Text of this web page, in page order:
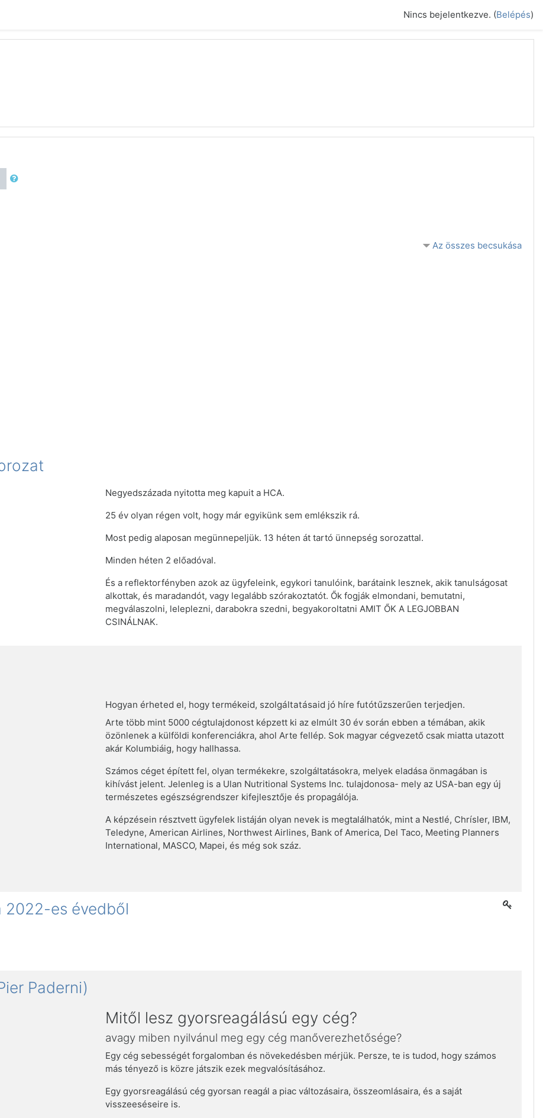
Nincs bejelentkezve. (Belépés)
Az összes becsukása
Negyedszázada nyitotta meg kapuit a HCA.
25 év olyan régen volt, hogy már egyikünk sem emlékszik rá.
Most pedig alaposan megünnepeljük. 13 héten át tartó ünnepség sorozattal.
Minden héten 2 előadóval.
És a reflektorfényben azok az ügyfeleink, egykori tanulóink, barátaink lesznek, akik tanulságosat
alkottak, és maradandót, vagy legalább szórakoztatót. Ők fogják elmondani, bemutatni,
megválaszolni, leleplezni, darabokra szedni, begyakoroltatni AMIT ŐK A LEGJOBBAN
CSINÁLNAK.
Hogyan érheted el, hogy termékeid, szolgáltatásaid jó híre futótűzszerűen terjedjen.
Arte több mint 5000 cégtulajdonost képzett ki az elmúlt 30 év során ebben a témában, akik
özönlenek a külföldi konferenciákra, ahol Arte fellép. Sok magyar cégvezető csak miatta utazott
akár Kolumbiáig, hogy hallhassa.
Számos céget épített fel, olyan termékekre, szolgáltatásokra, melyek eladása önmagában is
kihívást jelent. Jelenleg is a Ulan Nutritional Systems Inc. tulajdonosa- mely az USA-ban egy új
természetes egészségrendszer kifejlesztője és propagálója.
A képzésein résztvett ügyfelek listáján olyan nevek is megtalálhatók, mint a Nestlé, Chrísler, IBM,
Teledyne, American Airlines, Northwest Airlines, Bank of America, Del Taco, Meeting Planners
International, MASCO, Mapei, és még sok száz.
2022-es évedből
Paderni)
Mitől lesz gyorsreagálású egy cég?
avagy miben nyilvánul meg egy cég manőverezhetősége?
Egy cég sebességét forgalomban és növekedésben mérjük. Persze, te is tudod, hogy számos
más tényező is közre játszik ezek megvalósításához.
Egy gyorsreagálású cég gyorsan reagál a piac változásaira, összeomlásaira, és a saját
visszeeséseire is.